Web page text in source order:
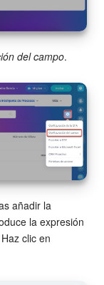
esta
lo hace.
del campo.
añadir la
la expresión
clic en